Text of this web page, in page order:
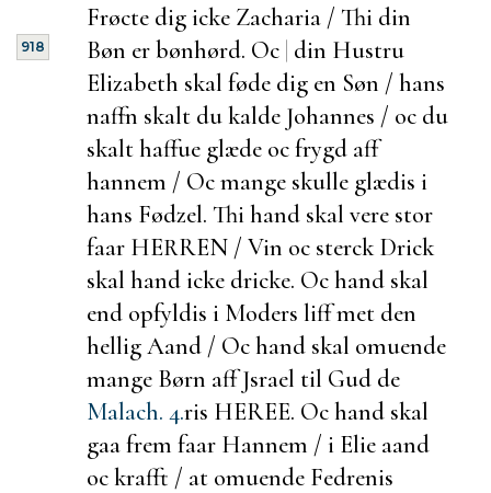
Frøcte dig icke Zacharia / Thi din
Bøn er bønhørd. Oc |
918
din Hustru
Elizabeth skal føde dig en Søn / hans
naffn skalt du kalde Johannes / oc du
skalt haffue glæde oc frygd aff
hannem / Oc mange skulle glædis i
hans Fødzel. Thi hand skal vere stor
faar HERREN / Vin oc sterck Drick
skal hand icke dricke. Oc hand skal
end opfyldis i Moders liff met den
hellig Aand / Oc hand skal omuende
mange Børn aff Jsrael til Gud de
Malach. 4.ris HEREE. Oc hand skal
gaa frem faar Hannem / i Elie aand
oc krafft / at omuende Fedrenis